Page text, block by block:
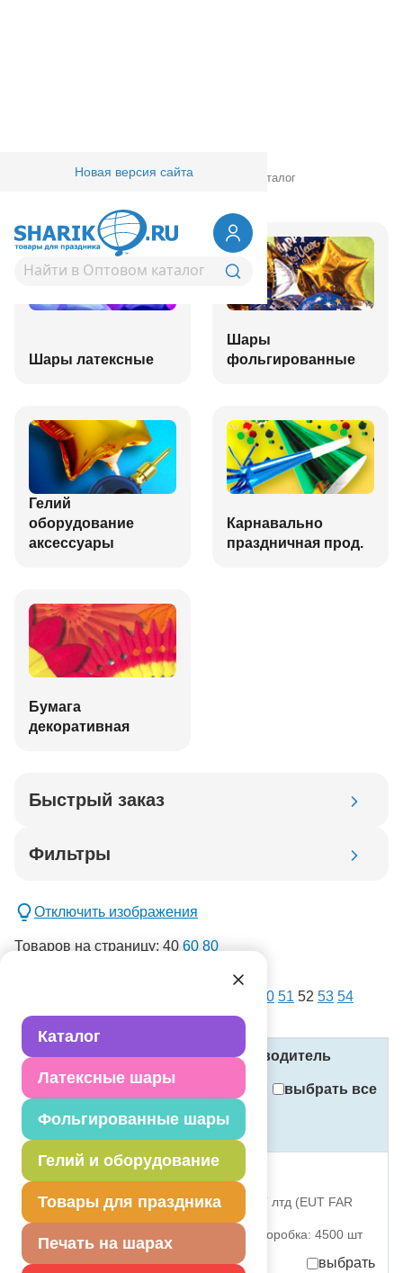
Каталог
Латексные шары
Фольгированные шары
Гелий и оборудование
Товары для праздника
Печать на шарах
Новая версия сайта
Товары для праздника/ Оптовый каталог
Шары латексные
Шары
фольгированные
Гелий
оборудование
аксессуары
Карнавально
праздничная прод.
Бумага
декоративная
Быстрый заказ
Фильтры
новинка
спецпредложение
Применить
Сбросить фильтры
Отключить изображения
Товаров на страницу: 40 60 80
50 51 52 53 54
...360
Название Код Производитель
выбрать все
Стоимость
(в рублях, с учётом НДС)
Е 12" Пастель Pink
1102-1350 ЕУТ ФАР ИСТ лтд (EUT FAR
партия поставки: 50 шт коробка: 4500 шт
выбрать